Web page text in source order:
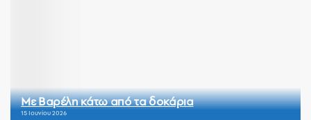
Με Βαρέλη κάτω από τα δοκάρια
15 Ιουνίου 2026